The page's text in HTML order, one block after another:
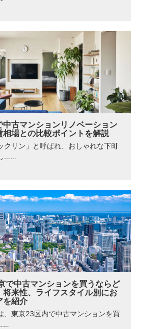
中古マンションリノベーション
相場との比較ポイントを解説
クリン」と呼ばれ、おしゃれな下町
……
で中古マンションを買うならど
将来性、ライフスタイル別にお
を紹介
、東京23区内で中古マンションを買